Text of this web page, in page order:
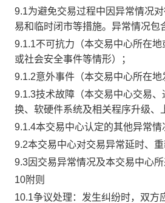
9.1为避免交易过程中因异常情况
易和临时闭市等措施。异常情况包
9.1.1不可抗力（本交易中心所在
或社会安全事件等情形）；
9.1.2意外事件（本交易中心所在
9.1.3技术故障（本交易中心交易
换、软硬件系统及相关程序升级
9.1.4本交易中心认定的其他异常情
9.2本交易中心对交易异常延时、
9.3因交易异常情况及本交易中心
10附则
10.1争议处理：发生纠纷时，双